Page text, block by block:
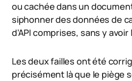
ou cachée dans un
siphonner des données de
d’API comprises, sans y
Les deux failles ont été
précisément là que le piège